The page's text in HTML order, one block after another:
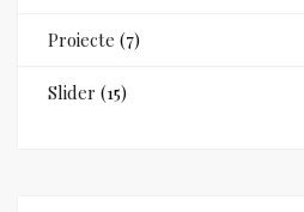
Proiecte (7)
Slider (15)